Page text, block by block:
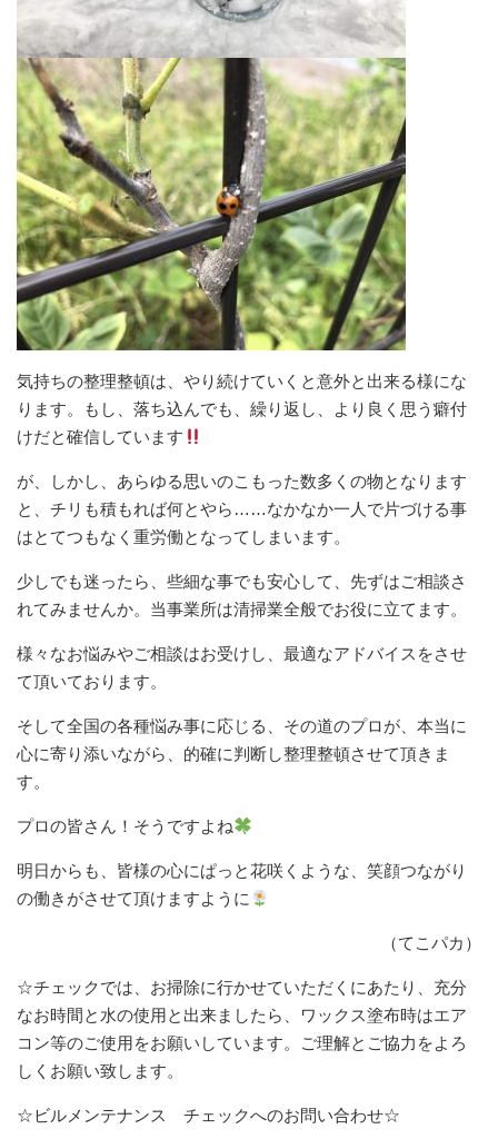
気持ちの整理整頓は、やり続けていくと意外と出来る様にな
ります。もし、落ち込んでも、繰り返し、より良く思う癖付
けだと確信しています
が、しかし、あらゆる思いのこもった数多くの物となります
と、チリも積もれば何とやら……なかなか一人で片づける事
はとてつもなく重労働となってしまいます。
少しでも迷ったら、些細な事でも安心して、先ずはご相談さ
れてみませんか。当事業所は清掃業全般でお役に立てます。
様々なお悩みやご相談はお受けし、最適なアドバイスをさせ
て頂いております。
そして全国の各種悩み事に応じる、その道のプロが、本当に
心に寄り添いながら、的確に判断し整理整頓させて頂きま
す。
プロの皆さん！そうですよね
明日からも、皆様の心にぱっと花咲くような、笑顔つながり
の働きがさせて頂けますように
（てこパカ）
☆チェックでは、お掃除に行かせていただくにあたり、充分
なお時間と水の使用と出来ましたら、ワックス塗布時はエア
コン等のご使用をお願いしています。ご理解とご協力をよろ
しくお願い致します。
☆ビルメンテナンス チェックへのお問い合わせ☆